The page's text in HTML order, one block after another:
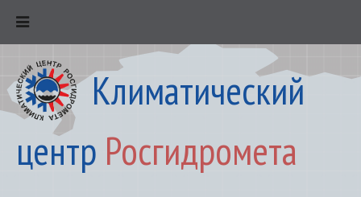
Климатический
центр Росгидромета